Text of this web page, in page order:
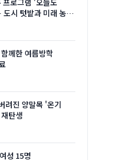
시 텃밭과 미래 농업
께한 여름방학
려진 양말목 '온기
탄생
성 15명